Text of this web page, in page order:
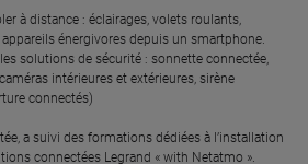
à distance : éclairages, volets roulants,
énergivores depuis un smartphone.
solutions de sécurité : sonnette connectée,
intérieures et extérieures, sirène
connectés)
a suivi des formations dédiées à l’installation
connectées Legrand « with Netatmo ».